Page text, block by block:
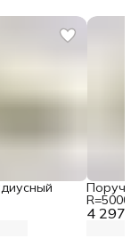
4 297 ₽
R=5000